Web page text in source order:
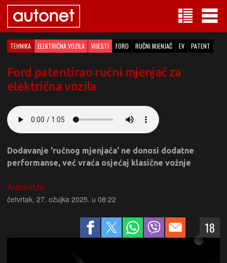
TEHNIKA ELEKTRIČNA VOZILA VIJESTI FORD RUČNI MJENJAČ EV PATENT
Ford patentirao ručni mjenjač za
električna vozila
Dodavanje 'ručnog mjenjača' ne donosi dodatne
performanse, već vraća osjećaj klasične vožnje
Autonet.hr
četvrtak, 27. ožujka 2025. u 08:22
18